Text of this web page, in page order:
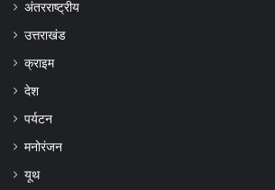
अंतरराष्ट्रीय
उत्तराखंड
क्राइम
देश
पर्यटन
मनोरंजन
यूथ